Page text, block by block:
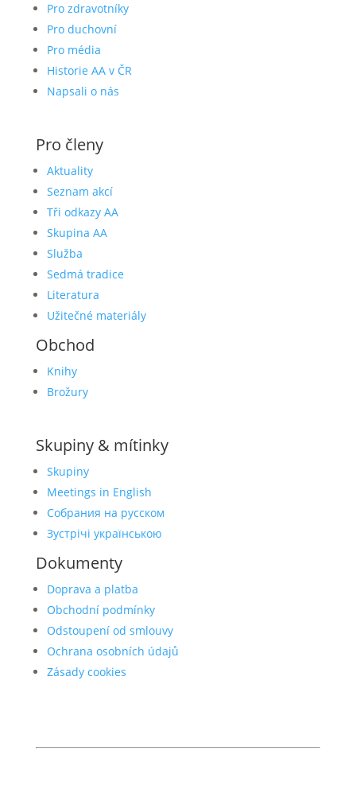
Pro zdravotníky
Pro duchovní
Pro média
Historie AA v ČR
Napsali o nás
Pro členy
Aktuality
Seznam akcí
Tři odkazy AA
Skupina AA
Služba
Sedmá tradice
Literatura
Užitečné materiály
Obchod
Knihy
Brožury
Skupiny & mítinky
Skupiny
Meetings in English
Собрания на русском
Зустрічі українською
Dokumenty
Doprava a platba
Obchodní podmínky
Odstoupení od smlouvy
Ochrana osobních údajů
Zásady cookies